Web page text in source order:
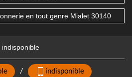
en tout genre Mialet 30140
indisponible
/ indisponible